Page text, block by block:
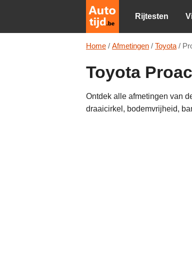
Rijtesten
Home / Afmetingen / Toyota /
Toyota
Ontdek alle afmetingen van
draaicirkel, bodemvrijheid,